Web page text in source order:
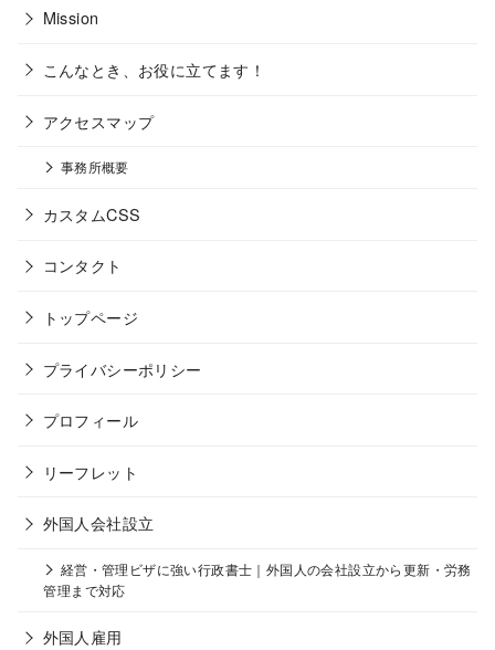
Mission
こんなとき、お役に立てます！
アクセスマップ
事務所概要
カスタムCSS
コンタクト
トップページ
プライバシーポリシー
プロフィール
リーフレット
外国人会社設立
経営・管理ビザに強い行政書士｜外国人の会社設立から更新・労務
管理まで対応
外国人雇用